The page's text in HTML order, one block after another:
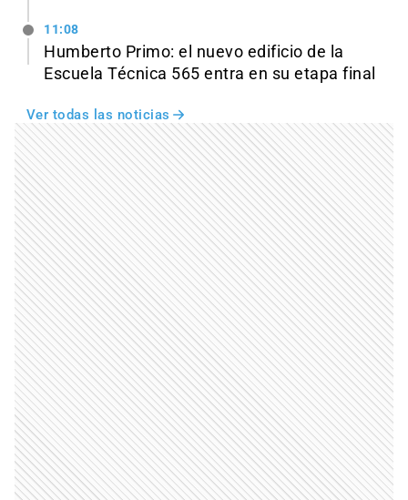
11:08
Humberto Primo: el nuevo edificio de la
Escuela Técnica 565 entra en su etapa final
Ver todas las noticias